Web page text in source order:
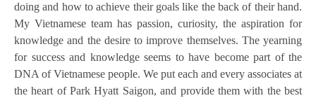
doing and how to achieve their goals like the back of their hand.
My Vietnamese team has passion, curiosity, the aspiration for
knowledge and the desire to improve themselves. The yearning
for success and knowledge seems to have become part of the
DNA of Vietnamese people. We put each and every associates at
the heart of Park Hyatt Saigon, and provide them with the best